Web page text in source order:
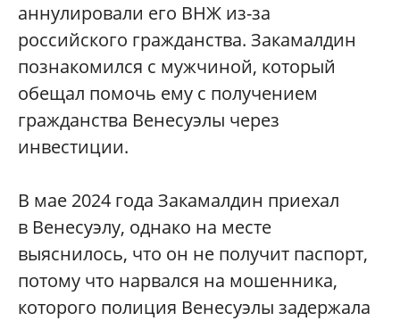
аннулировали его ВНЖ из-за
российского гражданства. Закамалдин
познакомился с мужчиной, который
обещал помочь ему с получением
гражданства Венесуэлы через
инвестиции.
В мае 2024 года Закамалдин приехал
в Венесуэлу, однако на месте
выяснилось, что он не получит паспорт,
потому что нарвался на мошенника,
которого полиция Венесуэлы задержала